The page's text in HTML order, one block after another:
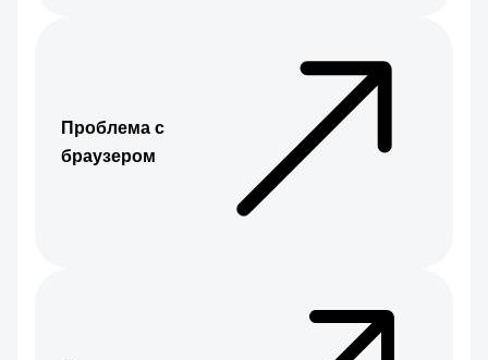
Проблема с
браузером